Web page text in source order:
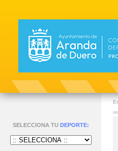
SELECCIONA TU DEPORTE: